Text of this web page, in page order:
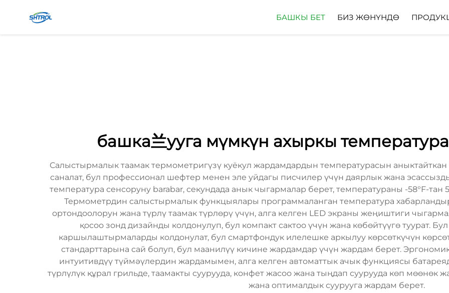
БАШКЫ БЕТ БИЗ ЖӨНҮНДӨ
башка兰ууга мүмкүн ахыркы
Салыстырмалык таамак термометригүзү куёкул жардамдардын температурасын аныктайткан
саналат, бул профессионал шефтер менен эле уйдагы писчилер үчүн даярлык жана
температура сенсоруну barabar, секундада анык чыгармалар берет, температураны -58°F-тан
Термометрдин салыстырмалык функцыялары программаланган температура
ортондоолорун жана түрлү таамак түрлөрү үчүн, алга келген LED экраны жеңиштиги
қосоо зонд дизайнды колдонулуп, бул компакт сактоо үчүн жана көбөйтүүгө туурат.
каршылаштырмаларды колдонулат, бул смартфондук илелешке аркылуу көрсөткүчүн
стандарттарына сай болуп, бул маанилүү кичине жардамдар үчүн жардам берет.
интуитивдүү түймәүлердин жардамымен, алга келген автоматтык ачык функциясы
түрлүлүк құрал грильде, таамакты суурууда, конфет жасоо жана тыңдап суурууда көп мөөнөк
жана оптималдык суурууга жардам берет.